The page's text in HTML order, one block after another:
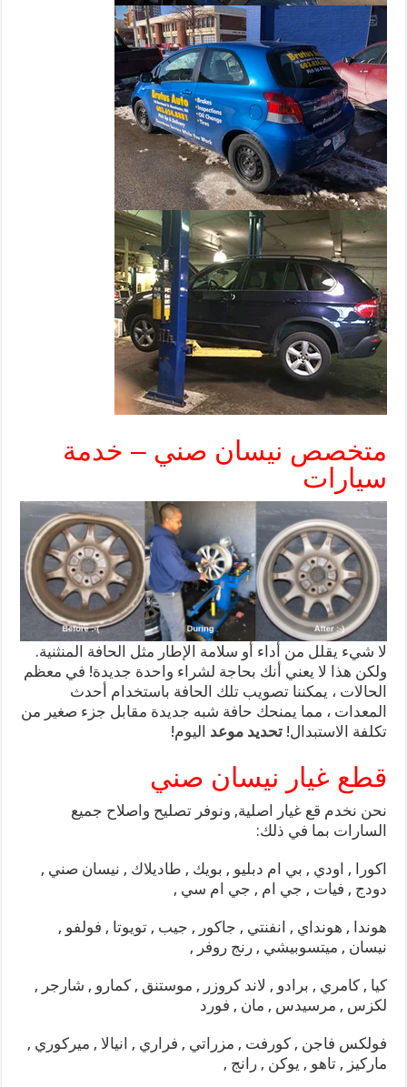
متخصص نيسان صني – خدمة
سيارات
لا شيء يقلل من أداء أو سلامة الإطار مثل الحافة المنثنية.
ولكن هذا لا يعني أنك بحاجة لشراء واحدة جديدة! في معظم
الحالات ، يمكننا تصويب تلك الحافة باستخدام أحدث
المعدات ، مما يمنحك حافة شبه جديدة مقابل جزء صغير من
تكلفة الاستبدال!تحديد موعد اليوم!
قطع غيار نيسان صني
نحن نخدم قع غيار اصلية, ونوفر تصليح واصلاح جميع
السارات بما في ذلك:
اكورا , اودي , بي ام دبليو , بويك , طاديلاك , نيسان صني ,
دودج , فيات , جي ام , جي ام سي ,
هوندا , هونداي , انفنتي , جاكور , جيب , تويوتا , فولفو ,
نيسان , ميتسوبيشي , رنج روفر ,
كيا , كامري , برادو , لاند كروزر , موستنق , كمارو , شارجر ,
لكزس , مرسيدس , مان , فورد
فولكس فاجن , كورفت , مزراتي , فراري , انيالا , ميركوري ,
ماركيز , تاهو , يوكن , رانج ,